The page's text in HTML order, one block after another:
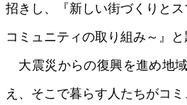
招きし、『新しい街づくりと
コミュニティの取り組み～』
大震災からの復興を進め地
え、そこで暮らす人たちがコ